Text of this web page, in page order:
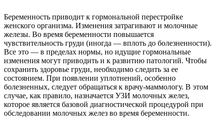
Беременность приводит к гормональной перестройке
женского организма. Изменения затрагивают и молочные
железы. Во время беременности повышается
чувствительность груди (иногда — вплоть до болезненности).
Все это — в пределах нормы, но идущие гормональные
изменения могут приводить и к развитию патологий. Чтобы
сохранить здоровье груди, необходимо следить за ее
состоянием. При появлении уплотнений, особенно
болезненных, следует обращаться к врачу-маммологу. В этом
случае, как правило, назначается УЗИ молочных желез,
которое является базовой диагностической процедурой при
обследовании молочных желез во время беременности.